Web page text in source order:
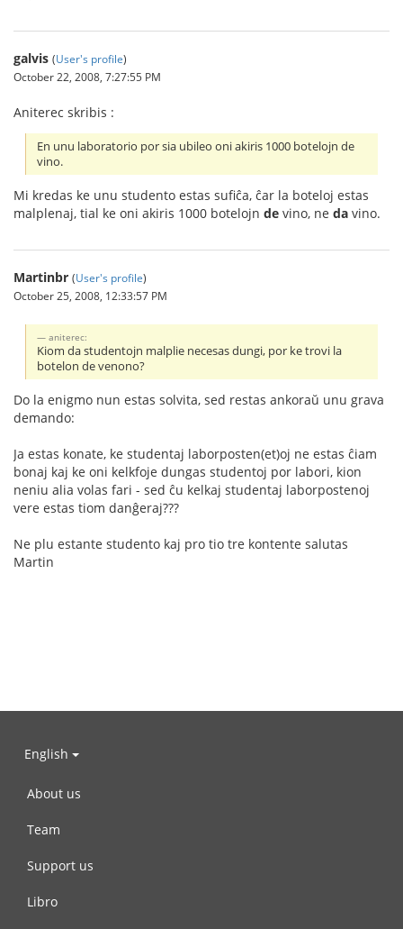
galvis (User's profile)
October 22, 2008, 7:27:55 PM
Aniterec skribis :
En unu laboratorio por sia ubileo oni akiris 1000 botelojn de
vino.
Mi kredas ke unu studento estas sufiĉa, ĉar la boteloj estas
malplenaj, tial ke oni akiris 1000 botelojn de vino, ne da vino.
Martinbr (User's profile)
October 25, 2008, 12:33:57 PM
aniterec:
Kiom da studentojn malplie necesas dungi, por ke trovi la
botelon de venono?
Do la enigmo nun estas solvita, sed restas ankoraŭ unu grava
demando:
Ja estas konate, ke studentaj laborposten(et)oj ne estas ĉiam
bonaj kaj ke oni kelkfoje dungas studentoj por labori, kion
neniu alia volas fari - sed ĉu kelkaj studentaj laborpostenoj
vere estas tiom danĝeraj???
Ne plu estante studento kaj pro tio tre kontente salutas
Martin
English
About us
Team
Support us
Libro